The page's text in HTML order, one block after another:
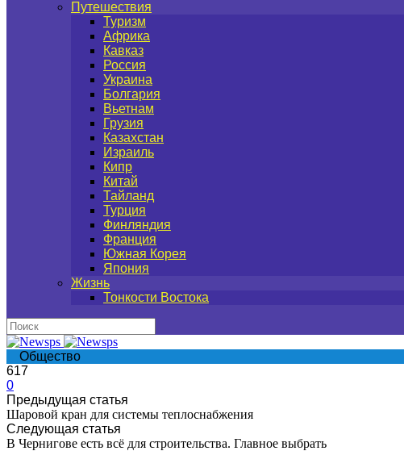
Путешествия
Туризм
Африка
Кавказ
Россия
Украина
Болгария
Вьетнам
Грузия
Казахстан
Израиль
Кипр
Китай
Тайланд
Турция
Финляндия
Франция
Южная Корея
Япония
Жизнь
Тонкости Востока
Общество
617
0
Предыдущая статья
Шаровой кран для системы теплоснабжения
Следующая статья
В Чернигове есть всё для строительства. Главное выбрать